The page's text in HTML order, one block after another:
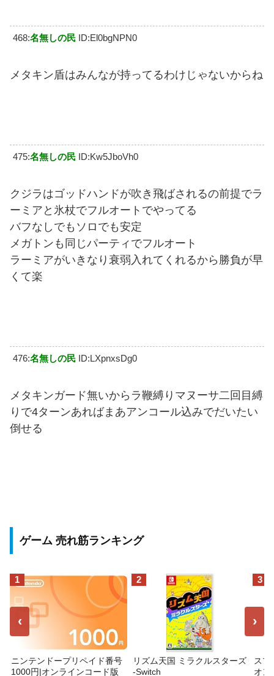
468:名無しの民 ID:El0bgNPN0
メタキン盾はみんなが持ってるわけじゃないからね
475:名無しの民 ID:Kw5JboVh0
クジラはゴッドハンドが吹き飛ばされるの前提でラ
ーミアと氷杖でフルオートでやってる
バフなしでもソロでも安定
メガトンも同じパーティでフルオート
ラーミアがいきなり衰弱入れてくれるから勝負が早
くて楽
476:名無しの民 ID:LXpnxsDg0
メタキンガード無いからラ鞭縛りマヌーサ二回目縛
りで4ターンあればまあアンコール込みでだいたい
倒せる
ゲーム 売れ筋ランキング
‹
1
ニンテンドープリペイド番号
1000円|オンラインコード版
2
リズム天国 ミラクルスターズ
-Switch
3
スプ
オン
›